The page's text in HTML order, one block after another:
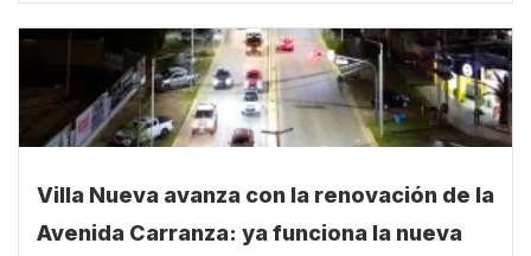
Villa Nueva avanza con la renovación de la
Avenida Carranza: ya funciona la nueva